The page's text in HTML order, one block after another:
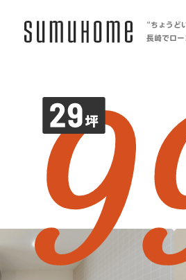
“ちょうど
長崎でロ